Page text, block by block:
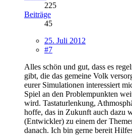
225
Beiträge
45
25. Juli 2012
#7
Alles schön und gut, dass es
gibt, die das gemeine Volk
eurer Simulationen interessiert
Spiel an den Problempunkten
wird. Tastaturlenkung,
hoffe, das in Zukunft auch dazu
(Entwickler) zu einem der
danach. Ich bin gerne bereit